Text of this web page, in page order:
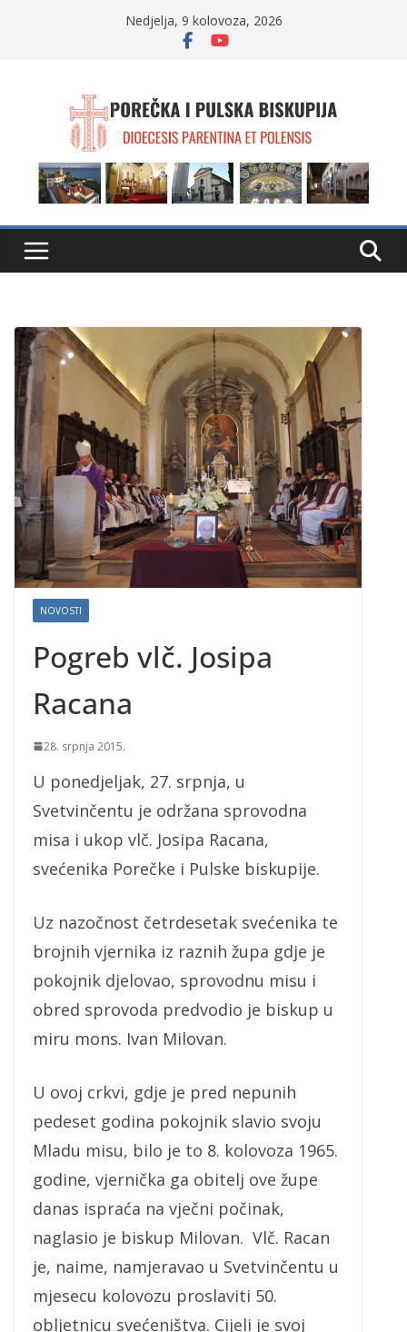
Nedjelja, 9 kolovoza, 2026
NOVOSTI
Pogreb vlč. Josipa
Racana
28. srpnja 2015.
U ponedjeljak, 27. srpnja, u
Svetvinčentu je održana sprovodna
misa i ukop vlč. Josipa Racana,
svećenika Porečke i Pulske biskupije.
Uz nazočnost četrdesetak svećenika te
brojnih vjernika iz raznih župa gdje je
pokojnik djelovao, sprovodnu misu i
obred sprovoda predvodio je biskup u
miru mons. Ivan Milovan.
U ovoj crkvi, gdje je pred nepunih
pedeset godina pokojnik slavio svoju
Mladu misu, bilo je to 8. kolovoza 1965.
godine, vjernička ga obitelj ove župe
danas ispraća na vječni počinak,
naglasio je biskup Milovan. Vlč. Racan
je, naime, namjeravao u Svetvinčentu u
mjesecu kolovozu proslaviti 50.
obljetnicu svećeništva. Cijeli je svoj